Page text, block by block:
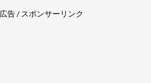
広告 / スポンサーリンク